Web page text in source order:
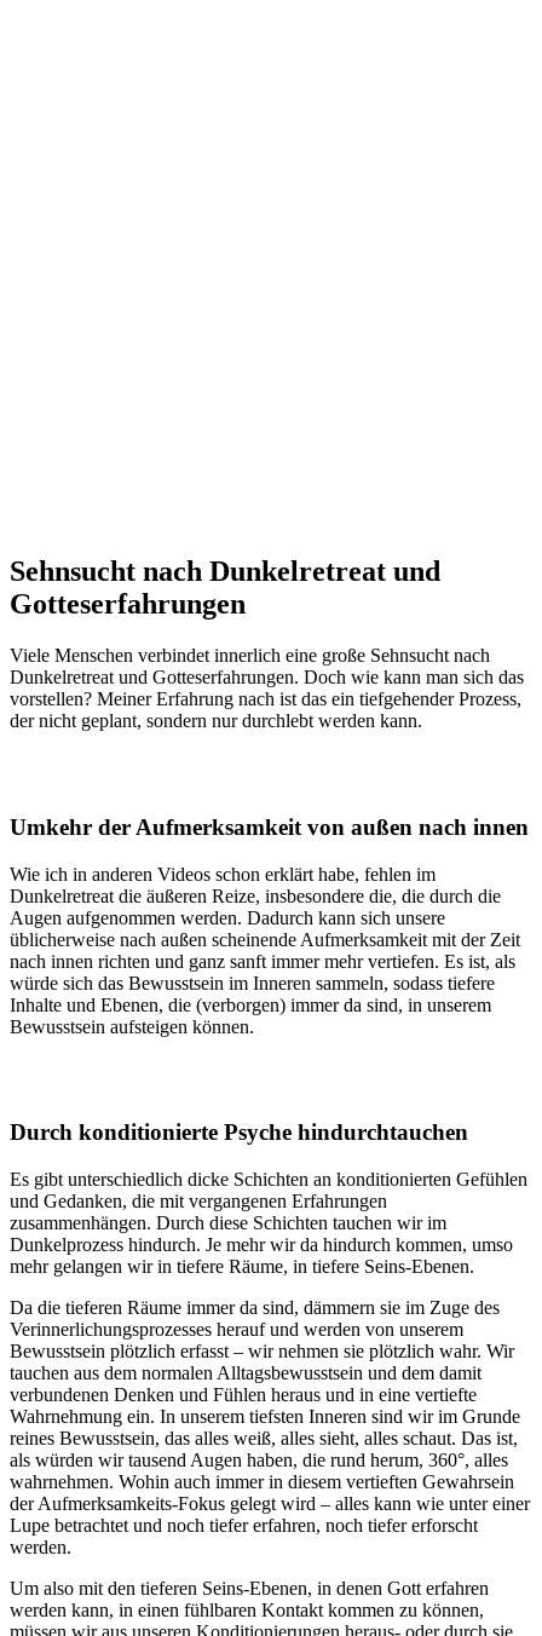
Sehnsucht nach Dunkelretreat und
Gotteserfahrungen
Viele Menschen verbindet innerlich eine große Sehnsucht nach
Dunkelretreat und Gotteserfahrungen. Doch wie kann man sich das
vorstellen? Meiner Erfahrung nach ist das ein tiefgehender Prozess,
der nicht geplant, sondern nur durchlebt werden kann.
Umkehr der Aufmerksamkeit von außen nach innen
Wie ich in anderen Videos schon erklärt habe, fehlen im
Dunkelretreat die äußeren Reize, insbesondere die, die durch die
Augen aufgenommen werden. Dadurch kann sich unsere
üblicherweise nach außen scheinende Aufmerksamkeit mit der Zeit
nach innen richten und ganz sanft immer mehr vertiefen. Es ist, als
würde sich das Bewusstsein im Inneren sammeln, sodass tiefere
Inhalte und Ebenen, die (verborgen) immer da sind, in unserem
Bewusstsein aufsteigen können.
Durch konditionierte Psyche hindurchtauchen
Es gibt unterschiedlich dicke Schichten an konditionierten Gefühlen
und Gedanken, die mit vergangenen Erfahrungen
zusammenhängen. Durch diese Schichten tauchen wir im
Dunkelprozess hindurch. Je mehr wir da hindurch kommen, umso
mehr gelangen wir in tiefere Räume, in tiefere Seins-Ebenen.
Da die tieferen Räume immer da sind, dämmern sie im Zuge des
Verinnerlichungsprozesses herauf und werden von unserem
Bewusstsein plötzlich erfasst – wir nehmen sie plötzlich wahr. Wir
tauchen aus dem normalen Alltagsbewusstsein und dem damit
verbundenen Denken und Fühlen heraus und in eine vertiefte
Wahrnehmung ein. In unserem tiefsten Inneren sind wir im Grunde
reines Bewusstsein, das alles weiß, alles sieht, alles schaut. Das ist,
als würden wir tausend Augen haben, die rund herum, 360°, alles
wahrnehmen. Wohin auch immer in diesem vertieften Gewahrsein
der Aufmerksamkeits-Fokus gelegt wird – alles kann wie unter einer
Lupe betrachtet und noch tiefer erfahren, noch tiefer erforscht
werden.
Um also mit den tieferen Seins-Ebenen, in denen Gott erfahren
werden kann, in einen fühlbaren Kontakt kommen zu können,
müssen wir aus unseren Konditionierungen heraus- oder durch sie